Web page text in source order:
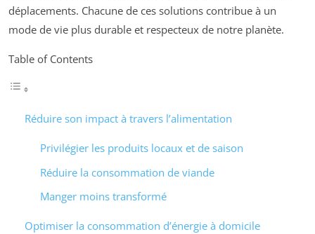
déplacements. Chacune de ces solutions contribue à un
mode de vie plus durable et respecteux de notre planète.
Table of Contents
Réduire son impact à travers l’alimentation
Privilégier les produits locaux et de saison
Réduire la consommation de viande
Manger moins transformé
Optimiser la consommation d’énergie à domicile